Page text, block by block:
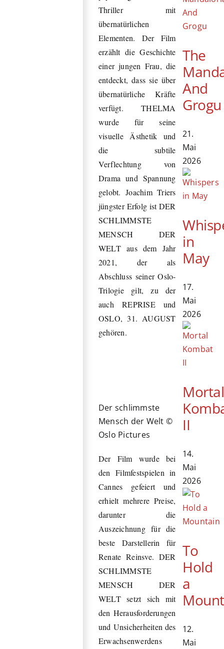
Thriller mit
übernatürlichen
Elementen. Der Film
erzählt die Geschichte
einer jungen Frau, die
entdeckt, dass sie über
übernatürliche Kräfte
verfügt. THELMA
wurde für seine
visuelle Ästhetik und
die subtile
Verflechtung von
Drama und Spannung
gelobt. Joachim Triers
jüngster Erfolg ist DER
SCHLIMMSTE
MENSCH DER
WELT aus dem Jahr
2021, der als
Abschluss seiner Oslo-
Trilogie gilt, zu der
auch REPRISE und
OSLO, 31. AUGUST
gehören.
Der schlimmste
Mensch der Welt ©
Oslo Pictures
Der Film wurde bei
den Filmfestspielen in
Cannes gefeiert und
erhielt mehrere Preise,
darunter die
Auszeichnung für die
beste Darstellerin für
Renate Reinsve. DER
SCHLIMMSTE
MENSCH DER
WELT setzt sich mit
den Herausforderungen
und Unsicherheiten des
Erwachsenwerdens
The
And
Grogu
21.
Mai
2026
in
May
17.
Mai
2026
Mortal
II
14.
Mai
2026
To
Hold
a
12.
Mai